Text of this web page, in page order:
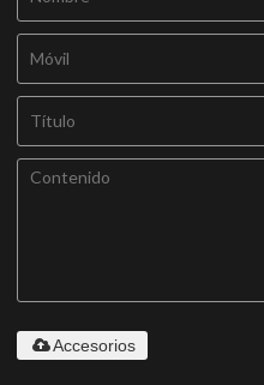
Accesorios